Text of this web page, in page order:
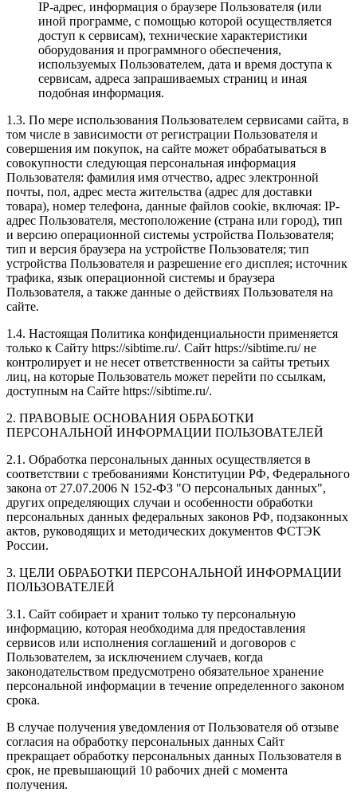
IP-адрес, информация о браузере Пользователя (или
иной программе, с помощью которой осуществляется
доступ к сервисам), технические характеристики
оборудования и программного обеспечения,
используемых Пользователем, дата и время доступа к
сервисам, адреса запрашиваемых страниц и иная
подобная информация.
1.3. По мере использования Пользователем сервисами сайта, в
том числе в зависимости от регистрации Пользователя и
совершения им покупок, на сайте может обрабатываться в
совокупности следующая персональная информация
Пользователя: фамилия имя отчество, адрес электронной
почты, пол, адрес места жительства (адрес для доставки
товара), номер телефона, данные файлов cookie, включая: IP-
адрес Пользователя, местоположение (страна или город), тип
и версию операционной системы устройства Пользователя;
тип и версия браузера на устройстве Пользователя; тип
устройства Пользователя и разрешение его дисплея; источник
трафика, язык операционной системы и браузера
Пользователя, а также данные о действиях Пользователя на
сайте.
1.4. Настоящая Политика конфиденциальности применяется
только к Сайту https://sibtime.ru/. Сайт https://sibtime.ru/ не
контролирует и не несет ответственности за сайты третьих
лиц, на которые Пользователь может перейти по ссылкам,
доступным на Сайте https://sibtime.ru/.
2. ПРАВОВЫЕ ОСНОВАНИЯ ОБРАБОТКИ
ПЕРСОНАЛЬНОЙ ИНФОРМАЦИИ ПОЛЬЗОВАТЕЛЕЙ
2.1. Обработка персональных данных осуществляется в
соответствии с требованиями Конституции РФ, Федерального
закона от 27.07.2006 N 152-ФЗ "О персональных данных",
других определяющих случаи и особенности обработки
персональных данных федеральных законов РФ, подзаконных
актов, руководящих и методических документов ФСТЭК
России.
3. ЦЕЛИ ОБРАБОТКИ ПЕРСОНАЛЬНОЙ ИНФОРМАЦИИ
ПОЛЬЗОВАТЕЛЕЙ
3.1. Сайт собирает и хранит только ту персональную
информацию, которая необходима для предоставления
сервисов или исполнения соглашений и договоров с
Пользователем, за исключением случаев, когда
законодательством предусмотрено обязательное хранение
персональной информации в течение определенного законом
срока.
В случае получения уведомления от Пользователя об отзыве
согласия на обработку персональных данных Сайт
прекращает обработку персональных данных Пользователя в
срок, не превышающий 10 рабочих дней с момента
получения.